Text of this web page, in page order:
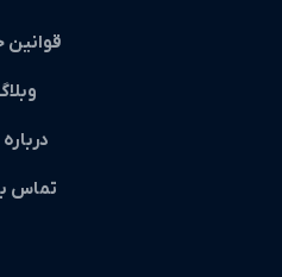
قوانین
وبلاگ
درباره
تماس